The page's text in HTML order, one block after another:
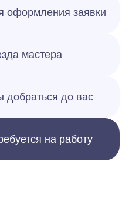
оформления заявки
мастера
добраться до вас
на работу